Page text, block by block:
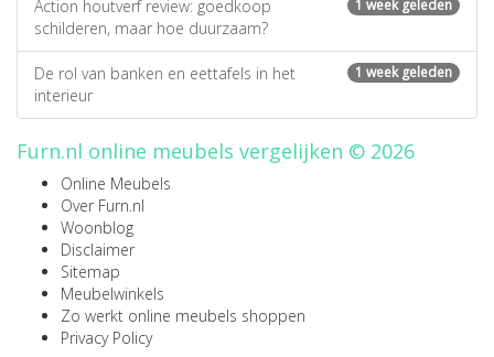
1 week geleden
Action houtverf review: goedkoop
schilderen, maar hoe duurzaam?
1 week geleden
De rol van banken en eettafels in het
interieur
Furn.nl online meubels vergelijken © 2026
Online Meubels
Over Furn.nl
Woonblog
Disclaimer
Sitemap
Meubelwinkels
Zo werkt online meubels shoppen
Privacy Policy